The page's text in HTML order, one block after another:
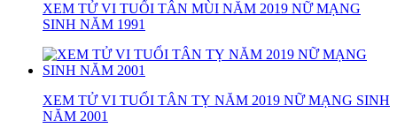
XEM TỬ VI TUỔI TÂN MÙI NĂM 2019 NỮ MẠNG
SINH NĂM 1991
XEM TỬ VI TUỔI TÂN TỴ NĂM 2019 NỮ MẠNG SINH
NĂM 2001